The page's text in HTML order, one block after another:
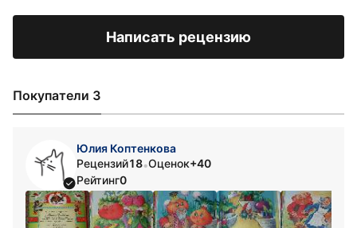
Написать рецензию
Покупатели 3
Юлия Коптенкова
Рецензий18•Оценок+40
Рейтинг0